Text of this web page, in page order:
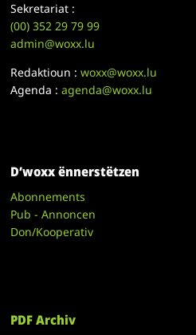
Sekretariat :
(00)352 29 79 99
admin@woxx.lu
Redaktioun :woxx@woxx.lu
Agenda :agenda@woxx.lu
D’woxx ënnerstëtzen
Abonnements
Pub - Annoncen
Don/Kooperativ
PDF Archiv